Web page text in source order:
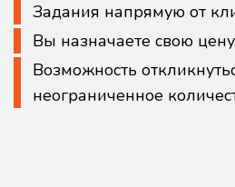
Задания напрямую от
Вы назначаете свою цену
Возможность
неограниченное